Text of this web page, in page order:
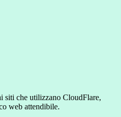
siti che utilizzano CloudFlare,
web attendibile.